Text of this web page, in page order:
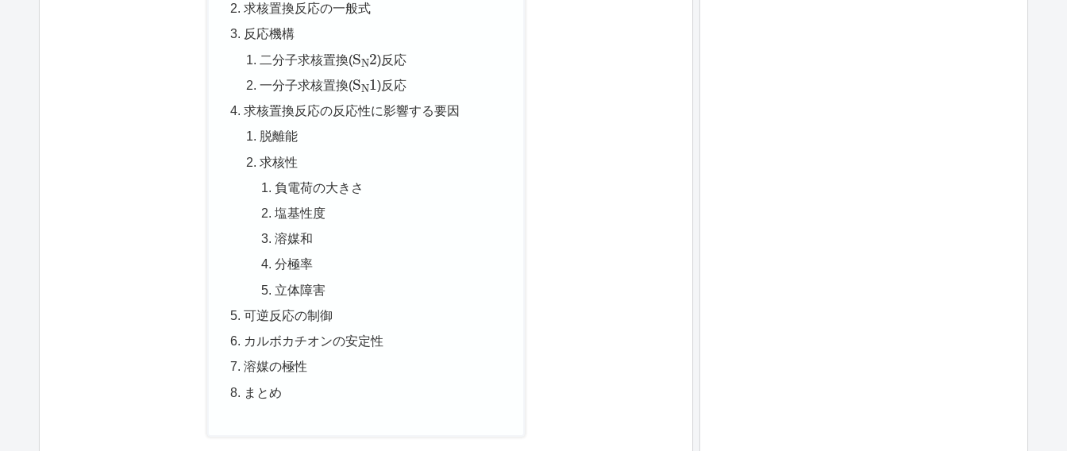
求核置換反応の一般式
反応機構
二分子求核置換(S N
2)反応
一分子求核置換(S N
1)反応
求核置換反応の反応性に影響する要因
脱離能
求核性
負電荷の大きさ
塩基性度
溶媒和
分極率
立体障害
可逆反応の制御
カルボカチオンの安定性
溶媒の極性
まとめ